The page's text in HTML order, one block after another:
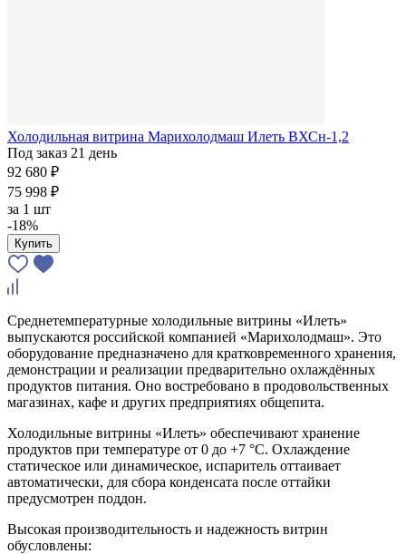
Холодильная витрина Марихолодмаш Илеть ВХСн-1,2
Под заказ 21 день
92 680 ₽
75 998 ₽
за 1 шт
-18%
Купить
Среднетемпературные холодильные витрины «Илеть»
выпускаются российской компанией «Марихолодмаш». Это
оборудование предназначено для кратковременного хранения,
демонстрации и реализации предварительно охлаждённых
продуктов питания. Оно востребовано в продовольственных
магазинах, кафе и других предприятиях общепита.
Холодильные витрины «Илеть» обеспечивают хранение
продуктов при температуре от 0 до +7 °С. Охлаждение
статическое или динамическое, испаритель оттаивает
автоматически, для сбора конденсата после оттайки
предусмотрен поддон.
Высокая производительность и надежность витрин
обусловлены: